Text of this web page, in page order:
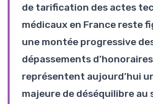
de tarification des actes
médicaux en France reste
une montée progressive
dépassements
représentent aujourd’hui
majeure de déséquilibre au